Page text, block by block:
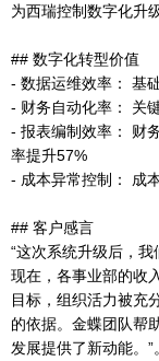
为西瑞控制数字化升
## 数字化转型价值
- 数据运维效率： 基
- 财务自动化率： 关
- 报表编制效率： 财
率提升57%
- 成本异常控制： 成
## 客户感言
“这次系统升级后，我
现在，各事业部的收
目标，组织活力被充
的依据。金蝶团队帮
发展提供了新动能。”。